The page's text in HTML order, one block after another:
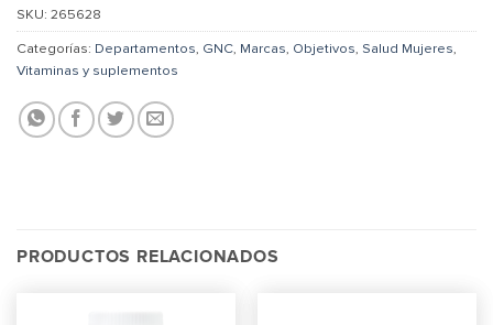
SKU: 265628
Categorías: Departamentos, GNC, Marcas, Objetivos, Salud Mujeres,
Vitaminas y suplementos
PRODUCTOS RELACIONADOS